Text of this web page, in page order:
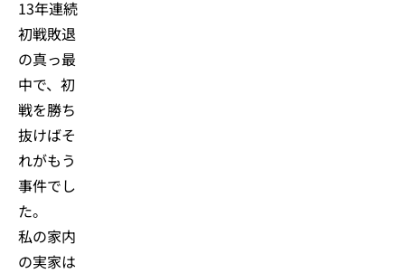
13年連続
初戦敗退
の真っ最
中で、初
戦を勝ち
抜けばそ
れがもう
事件でし
た。
私の家内
の実家は